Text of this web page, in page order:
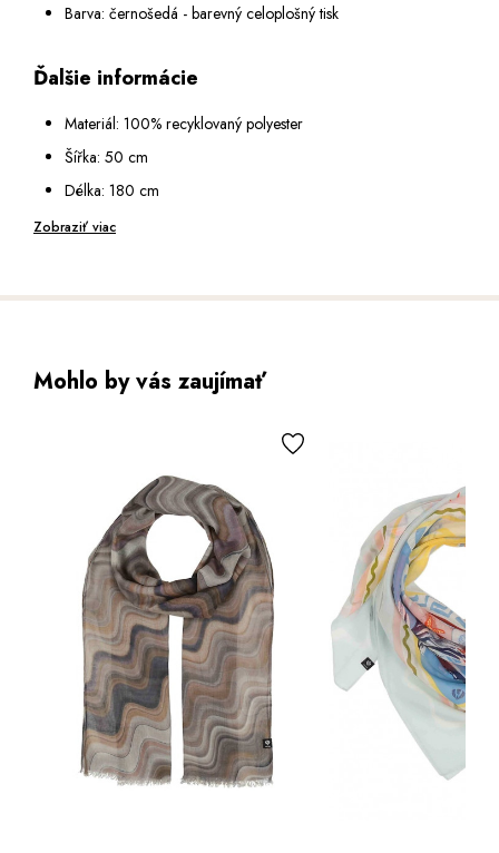
Barva: černošedá - barevný celoplošný tisk
Ďalšie informácie
Materiál: 100% recyklovaný polyester
Šířka: 50 cm
Délka: 180 cm
Péče: ruční praní, nebělit, nesušit v sušičce, nežehlit na
Zobraziť viac
Mohlo by vás zaujímať